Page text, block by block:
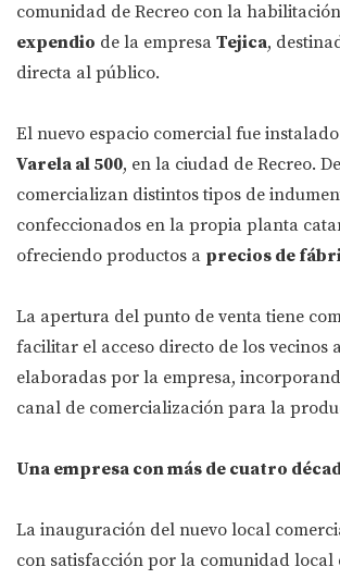
comunidad de Recreo con la
expendio de la empresa Tejica,
directa al público.
El nuevo espacio comercial fue
Varela al 500, en la ciudad de Recreo.
comercializan distintos tipos de
confeccionados en la propia planta
ofreciendo productos a precios de
La apertura del punto de venta tiene
facilitar el acceso directo de los vecinos
elaboradas por la empresa,
canal de comercialización para la
Una empresa con más de cuatro
La inauguración del nuevo local
con satisfacción por la comunidad local